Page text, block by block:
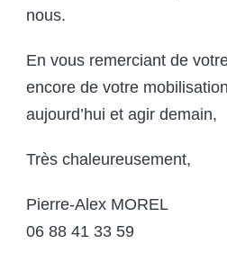
nous.
En vous remerciant de
encore de votre
aujourd’hui et agir demain,
Très chaleureusement,
Pierre-Alex MOREL
06 88 41 33 59